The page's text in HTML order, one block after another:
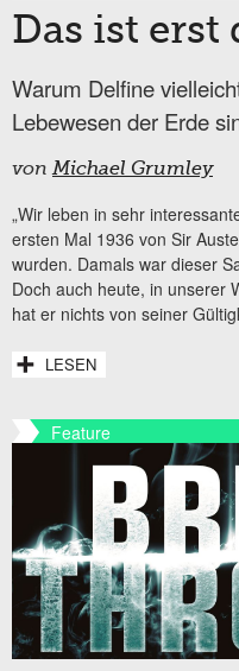
Das ist erst
Warum Delfine
Lebewesen der Erde
vonMichael Grumley
„Wir leben in sehr
ersten Mal 1936 von Sir
wurden. Damals war dieser
Doch auch heute, in unserer
hat er nichts von seiner
LESEN
Feature